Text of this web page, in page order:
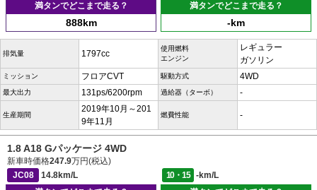
満タンでどこまで走る？
888km
満タンでどこまで走る？
-km
排気量 1797cc
使用燃料
エンジン
レギュラー
ガソリン
ミッション フロアCVT 駆動方式 4WD
最大出力 131ps/6200rpm 過給器（ターボ） -
生産期間
2019年10月～201
9年11月
燃費性能 -
1.8 A18 Gパッケージ 4WD
新車時価格247.9万円(税込)
JC08
14.8km/L 10・15
-km/L